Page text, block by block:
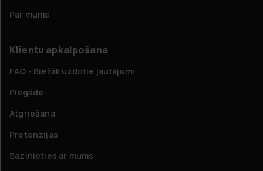
Par mums
Klientu apkalpošana
FAQ - Biežāk uzdotie jautājumi
Piegāde
Atgriešana
Pretenzijas
Sazinieties ar mums